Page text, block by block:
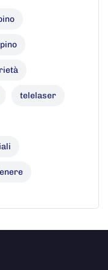
telelaser